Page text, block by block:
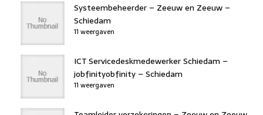
Systeembeheerder – Zeeuw en Zeeuw –
Schiedam
11 weergaven
ICT Servicedeskmedewerker Schiedam –
jobfinityobfinity – Schiedam
11 weergaven